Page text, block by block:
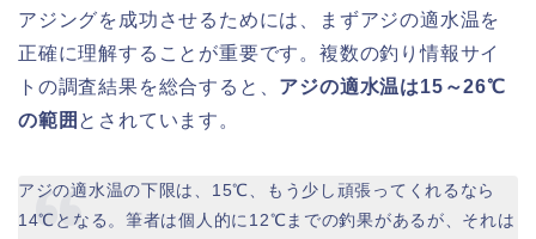
アジングを成功させるためには、まずアジの適水温を
正確に理解することが重要です。複数の釣り情報サイ
トの調査結果を総合すると、 アジの適水温は15～26℃
の範囲 とされています。
アジの適水温の下限は、15℃、もう少し頑張ってくれるなら
14℃となる。筆者は個人的に12℃までの釣果があるが、それは